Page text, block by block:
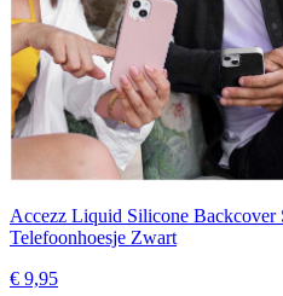
Accezz Liquid Silicone Backcover
Telefoonhoesje Zwart
€ 9,95